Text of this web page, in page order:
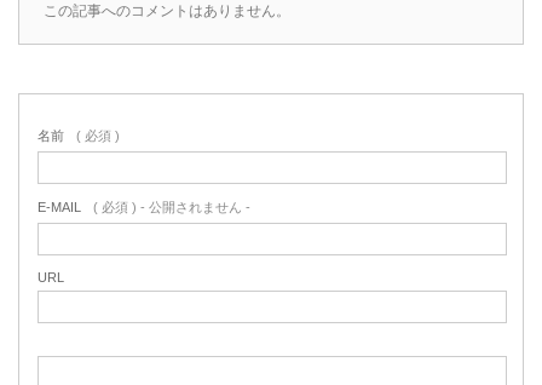
この記事へのコメントはありません。
名前 ( 必須 )
E-MAIL ( 必須 ) - 公開されません -
URL